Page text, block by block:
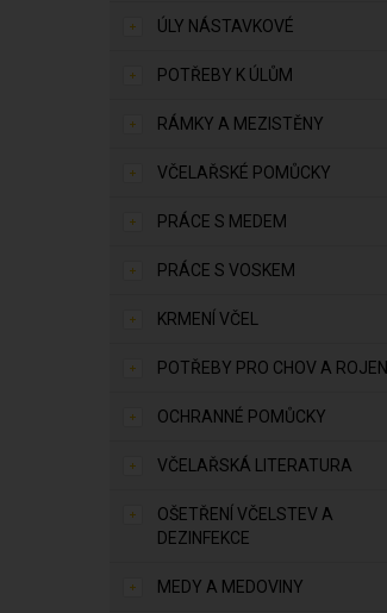
ÚLY NÁSTAVKOVÉ
POTŘEBY K ÚLŮM
RÁMKY A MEZISTĚNY
VČELAŘSKÉ POMŮCKY
PRÁCE S MEDEM
PRÁCE S VOSKEM
KRMENÍ VČEL
POTŘEBY PRO CHOV A ROJENÍ
OCHRANNÉ POMŮCKY
VČELAŘSKÁ LITERATURA
OŠETŘENÍ VČELSTEV A
DEZINFEKCE
MEDY A MEDOVINY